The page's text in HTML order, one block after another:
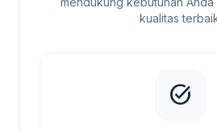
Rp2.500.000.kualitas
task_alt